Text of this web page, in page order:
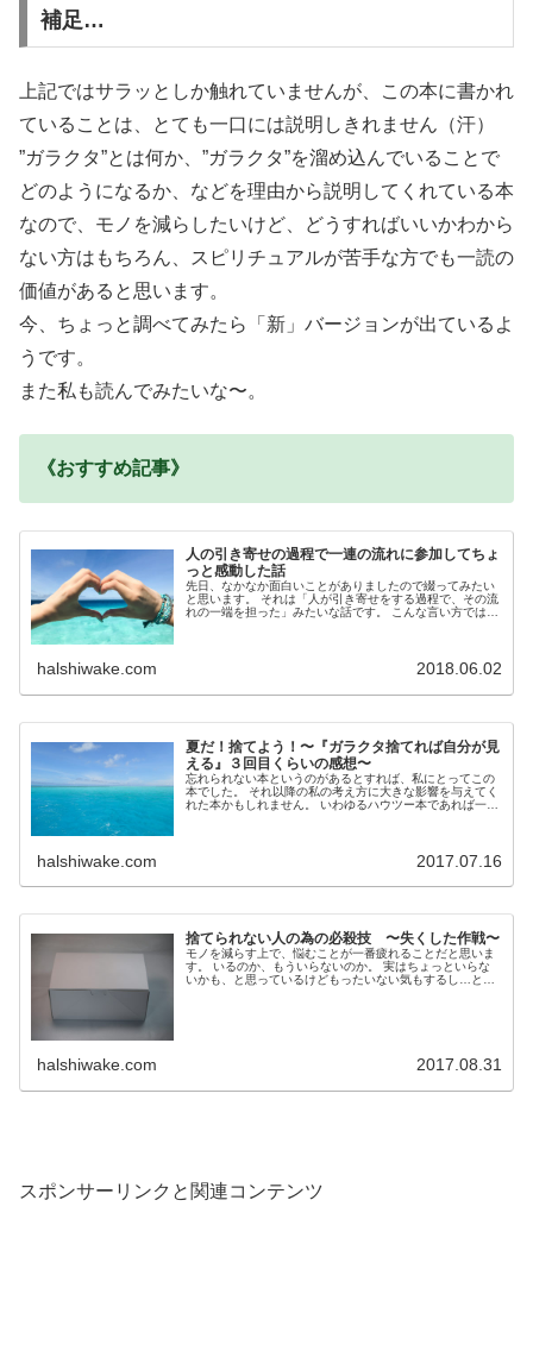
補足…
上記ではサラッとしか触れていませんが、この本に書かれ
ていることは、とても一口には説明しきれません（汗）
”ガラクタ”とは何か、”ガラクタ”を溜め込んでいることで
どのようになるか、などを理由から説明してくれている本
なので、モノを減らしたいけど、どうすればいいかわから
ない方はもちろん、スピリチュアルが苦手な方でも一読の
価値があると思います。
今、ちょっと調べてみたら「新」バージョンが出ているよ
うです。
また私も読んでみたいな〜。
《おすすめ記事》
人の引き寄せの過程で一連の流れに参加してちょ
っと感動した話
先日、なかなか面白いことがありましたので綴ってみたい
と思います。 それは「人が引き寄せをする過程で、その流
れの一端を担った」みたいな話です。 こんな言い方ではな
halshiwake.com 2018.06.02
夏だ！捨てよう！〜『ガラクタ捨てれば自分が見
える』３回目くらいの感想〜
忘れられない本というのがあるとすれば、私にとってこの
本でした。 それ以降の私の考え方に大きな影響を与えてく
れた本かもしれません。 いわゆるハウツー本であれば一度
halshiwake.com 2017.07.16
捨てられない人の為の必殺技 〜失くした作戦〜
モノを減らす上で、悩むことが一番疲れることだと思いま
す。 いるのか、もういらないのか。 実はちょっといらな
いかも、と思っているけどもったいない気もするし…と
halshiwake.com 2017.08.31
スポンサーリンクと関連コンテンツ